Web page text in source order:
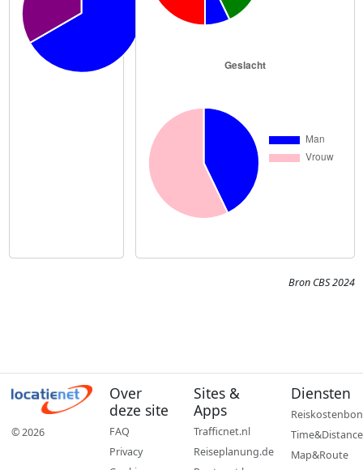
Bron CBS 2024
© 2026
Over
deze site
FAQ
Privacy
Sites &
Apps
Trafficnet.nl
Reiseplanung.de
Diensten
Reiskostenbon
Time&Distance
Map&Route